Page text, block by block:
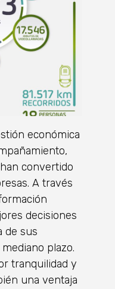
económica
convertido
A través
decisiones
de sus
plazo.
tranquilidad y
una ventaja